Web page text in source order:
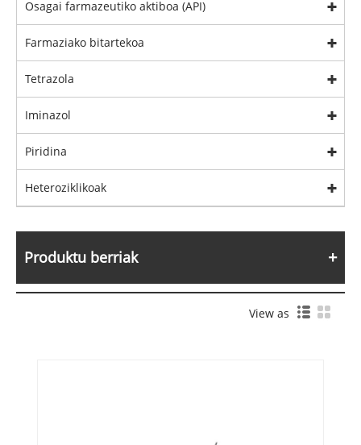
Osagai farmazeutiko aktiboa (API)
Farmaziako bitartekoa
Tetrazola
Iminazol
Piridina
Heteroziklikoak
Produktu berriak
View as